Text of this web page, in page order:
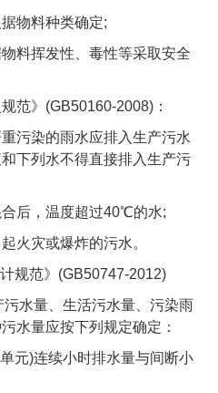
物料种类确定;
料挥发性、毒性等采取安全
范》 (GB50160-2008)：
污染的雨水应排入生产污水
下列水不得直接排入生产污
后，温度超过40℃的水;
火灾或爆炸的污水。
规范》 (GB50747-2012)
水量、生活污水量、污染雨
水量应按下列规定确定：
单元)连续小时排水量与间断小